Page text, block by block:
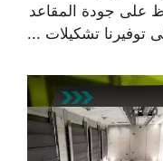
على جودة المقاعد
توفيرنا تشكيلات ...